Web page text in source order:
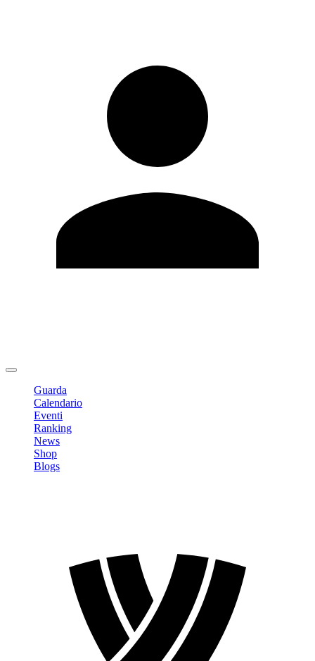
Guarda
Calendario
Eventi
Ranking
News
Shop
Blogs